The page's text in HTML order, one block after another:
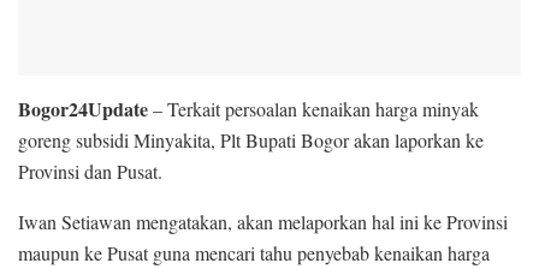
Bogor24Update– Terkait persoalan kenaikan harga minyak
goreng subsidi Minyakita, Plt Bupati Bogor akan laporkan ke
Provinsi dan Pusat.
Iwan Setiawan mengatakan, akan melaporkan hal ini ke Provinsi
maupun ke Pusat guna mencari tahu penyebab kenaikan harga